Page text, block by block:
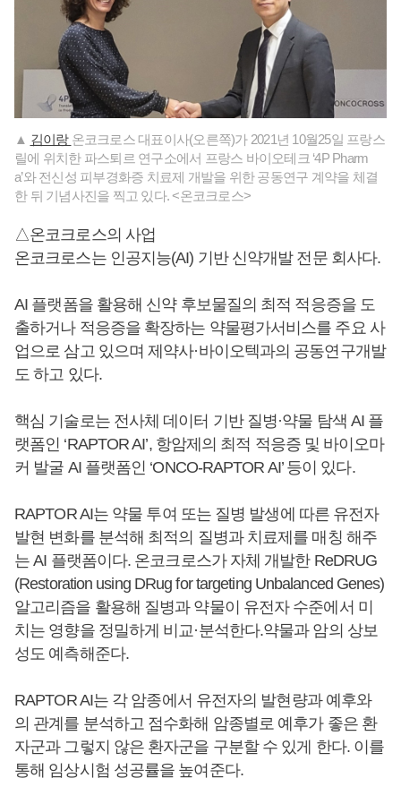
▲ 김이랑 온코크로스 대표이사(오른쪽)가 2021년 10월25일 프랑스
릴에 위치한 파스퇴르 연구소에서 프랑스 바이오테크 ‘4P Pharm
a’와 전신성 피부경화증 치료제 개발을 위한 공동연구 계약을 체결
한 뒤 기념사진을 찍고 있다. <온코크로스>
△온코크로스의 사업
온코크로스는 인공지능(AI) 기반 신약개발 전문 회사다.
AI 플랫폼을 활용해 신약 후보물질의 최적 적응증을 도
출하거나 적응증을 확장하는 약물평가서비스를 주요 사
업으로 삼고 있으며 제약사·바이오텍과의 공동연구개발
도 하고 있다.
핵심 기술로는 전사체 데이터 기반 질병·약물 탐색 AI 플
랫폼인 ‘RAPTOR AI’, 항암제의 최적 적응증 및 바이오마
커 발굴 AI 플랫폼인 ‘ONCO-RAPTOR AI’ 등이 있다.
RAPTOR AI는 약물 투여 또는 질병 발생에 따른 유전자
발현 변화를 분석해 최적의 질병과 치료제를 매칭 해주
는 AI 플랫폼이다. 온코크로스가 자체 개발한 ReDRUG
(Restoration using DRug for targeting Unbalanced Genes)
알고리즘을 활용해 질병과 약물이 유전자 수준에서 미
치는 영향을 정밀하게 비교·분석한다.약물과 암의 상보
성도 예측해준다.
RAPTOR AI는 각 암종에서 유전자의 발현량과 예후와
의 관계를 분석하고 점수화해 암종별로 예후가 좋은 환
자군과 그렇지 않은 환자군을 구분할 수 있게 한다. 이를
통해 임상시험 성공률을 높여준다.